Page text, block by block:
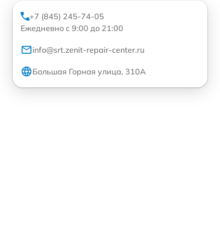
+7 (845) 245-74-05
Ежедневно с 9:00 до 21:00
info@srt.zenit-repair-center.ru
Большая Горная улица, 310А